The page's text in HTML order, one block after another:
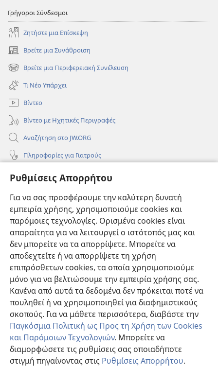
Ρυθμίσεις Απορρήτου
Για να σας προσφέρουμε την καλύτερη δυνατή
εμπειρία χρήσης, χρησιμοποιούμε cookies και
παρόμοιες τεχνολογίες. Ορισμένα cookies είναι
απαραίτητα για να λειτουργεί ο ιστότοπός μας και
δεν μπορείτε να τα απορρίψετε. Μπορείτε να
αποδεχτείτε ή να απορρίψετε τη χρήση
επιπρόσθετων cookies, τα οποία χρησιμοποιούμε
μόνο για να βελτιώσουμε την εμπειρία χρήσης σας.
Κανένα από αυτά τα δεδομένα δεν πρόκειται ποτέ να
πουληθεί ή να χρησιμοποιηθεί για διαφημιστικούς
σκοπούς. Για να μάθετε περισσότερα, διαβάστε την
Παγκόσμια Πολιτική ως Προς τη Χρήση των Cookies
και Παρόμοιων Τεχνολογιών. Μπορείτε να
διαμορφώσετε τις ρυθμίσεις σας οποιαδήποτε
στιγμή πηγαίνοντας στις Ρυθμίσεις Απορρήτου.
Γρήγοροι Σύνδεσμοι
Ζητήστε μια Επίσκεψη
Βρείτε μια Συνάθροιση
(ανοίγει
νέο
παράθυρο)
Βρείτε μια Περιφερειακή Συνέλευση
(ανοίγει
νέο
παράθυρο)
Τι Νέο Υπάρχει
Βίντεο
Βίντεο με Ηχητικές Περιγραφές
Αναζήτηση στο JW.ORG
Πληροφορίες για Γιατρούς
Πληροφορίες για Επίσημους Φορείς και ΜΜΕ
Συνεισφορές
(ανοίγει
παράθυρο)ΔΙΑΔΙΚΤΥΑΚΗ ΒΙΒΛΙΟΘΗΚΗ της Σκοπιάς™
(ανοίγει
νέο
παράθυρο)
JW Hub ®
(ανοίγει
νέο
παράθυρο)JW Library®
Βιβλιοθήκη της Σκοπιάς
Copyright
© 2026 Watch Tower Bible and Tract Society of Pennsylvania.
ΟΡΟΙ ΧΡΗΣΗΣ |ΠΟΛΙΤΙΚΗ ΑΠΟΡΡΗΤΟΥ |ΡΥΘΜΙΣΕΙΣ ΑΠΟΡΡΗΤΟΥ